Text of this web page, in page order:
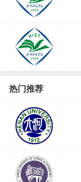
热门推荐